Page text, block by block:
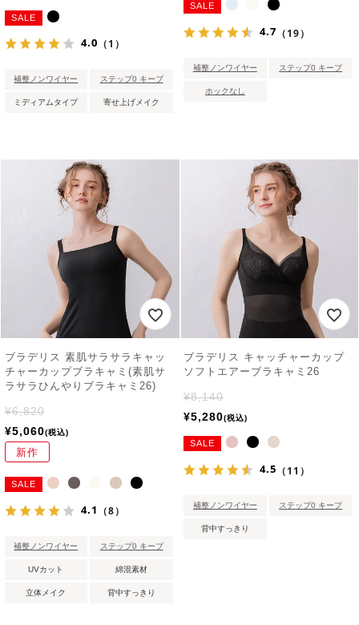
SALE
4.0 （1）
補整ノンワイヤー ステップ0 キープ
ミディアムタイプ 寄せ上げメイク
SALE
4.7 （19）
補整ノンワイヤー ステップ0 キープ
ホックなし
ブラデリス 素肌サラサラキャッ
チャーカップブラキャミ(素肌サ
ラサラひんやりブラキャミ26)
¥6,820
¥5,060 税込
新作
SALE
4.1 （8）
補整ノンワイヤー ステップ0 キープ
UVカット 綿混素材
立体メイク 背中すっきり
ブラデリス キャッチャーカップ
ソフトエアーブラキャミ26
¥8,140
¥5,280 税込
SALE
4.5 （11）
補整ノンワイヤー ステップ0 キープ
背中すっきり